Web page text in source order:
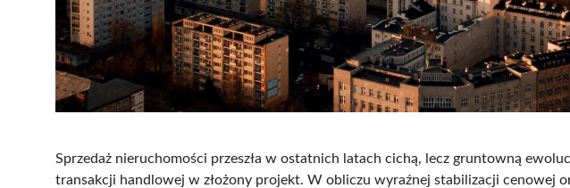
Sprzedaż nieruchomości przeszła w ostatnich latach cichą, lecz gruntowną
transakcji handlowej w złożony projekt. W obliczu wyraźnej stabilizacji cenowej